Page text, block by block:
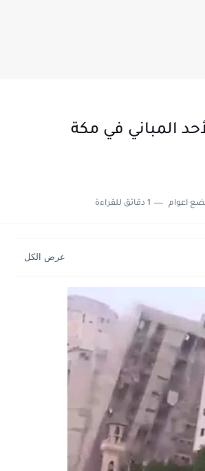
المباني في مكة
اعوام 1 دقائق للقراءة